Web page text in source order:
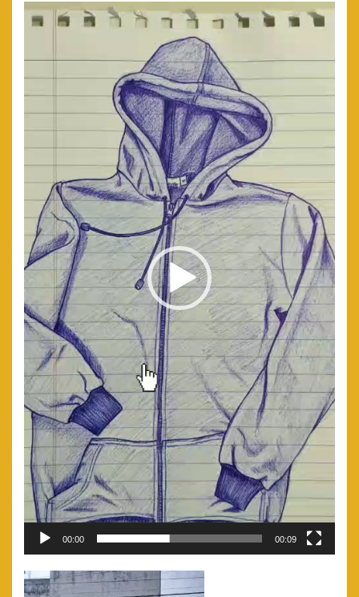
Reproductor
de
00:00 00:09